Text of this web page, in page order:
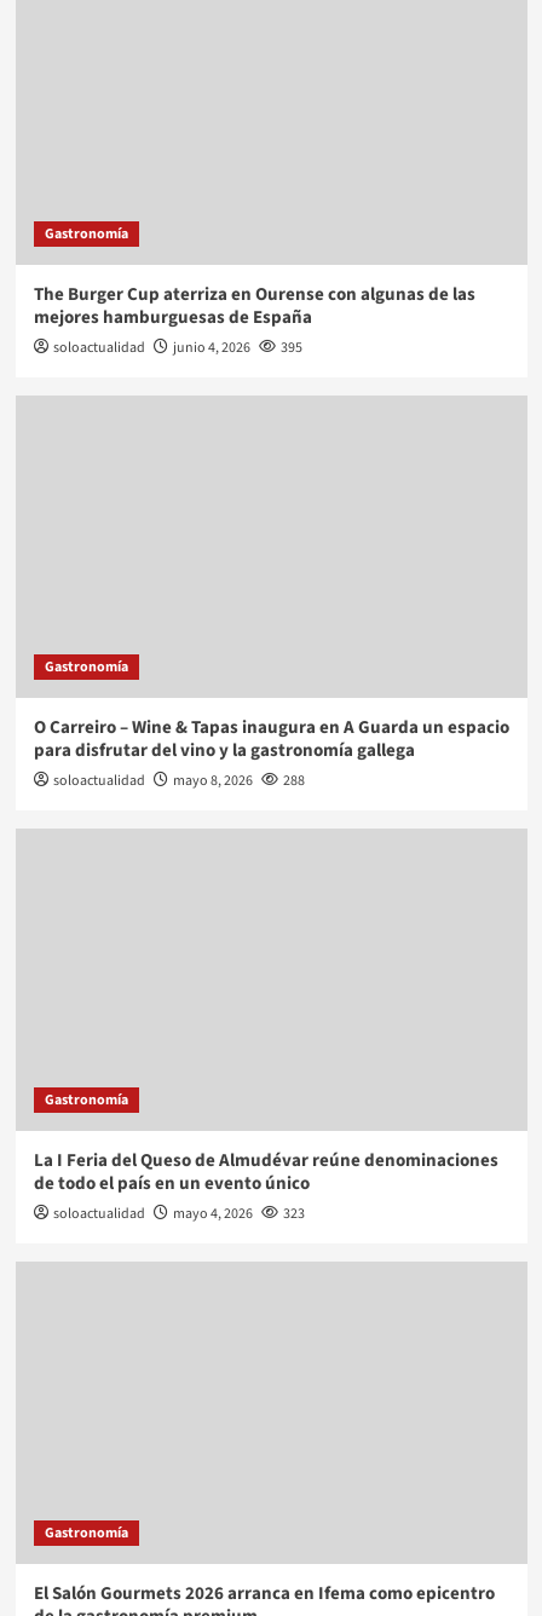
Gastronomía
The Burger Cup aterriza en Ourense con algunas de las
mejores hamburguesas de España
soloactualidad junio 4, 2026 395
Gastronomía
O Carreiro – Wine & Tapas inaugura en A Guarda un espacio
para disfrutar del vino y la gastronomía gallega
soloactualidad mayo 8, 2026 288
Gastronomía
La I Feria del Queso de Almudévar reúne denominaciones
de todo el país en un evento único
soloactualidad mayo 4, 2026 323
Gastronomía
El Salón Gourmets 2026 arranca en Ifema como epicentro